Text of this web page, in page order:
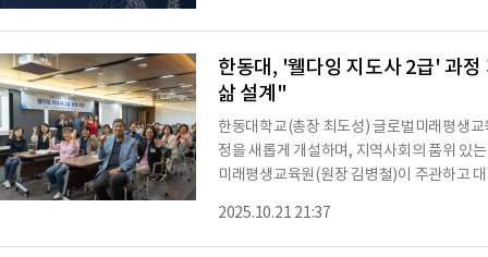
연계 플랫폼’을 구축하기 위한 거점 기관으
모다. 단순한 기술 개발을 넘어 사회·인문·
브로 자리매김할 계획이다.개원식에는 윤
한동대, '웰다잉 지도사 2급' 과
삶 설계"
한동대학교(총장 최도성) 글로벌미래평생
정을 새롭게 개설하며, 지역사회의 품위 있
미래평생교육원(원장 김병철)이 주관하고
념이 아닌 하나로 연결된 과정으로 바라보
준비 교육의 필요성 인식 ▲호스피스에 대
2025.10.21 21:37